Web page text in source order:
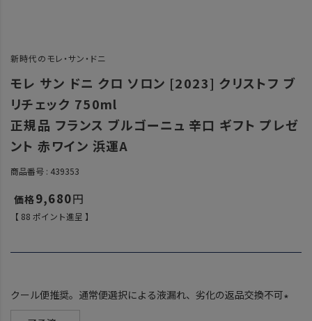
新時代のモレ・サン・ドニ
モレ サン ドニ クロ ソロン [2023] クリストフ ブ
リチェック 750ml
正規品 フランス ブルゴーニュ 辛口 ギフト プレゼ
ント 赤ワイン 浜運A
商品番号 439353
9,680
【 88 ポイント進呈 】
クール便推奨。通常便選択による液漏れ、劣化の返品交換不可